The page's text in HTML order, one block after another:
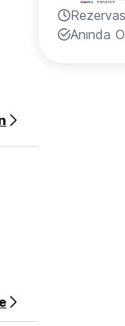
Anında